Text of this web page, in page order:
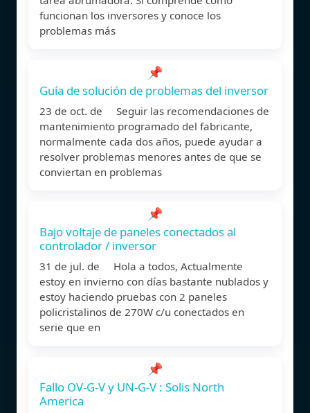
funcionan los inversores y conoce los
problemas más
📌
Guía de solución de problemas del inversor
23 de oct. de Seguir las recomendaciones de
mantenimiento programado del fabricante,
normalmente cada dos años, puede ayudar a
resolver problemas menores antes de que se
conviertan en problemas
📌
Bajo voltaje de paneles conectados al
controlador / inversor
31 de jul. de Hola a todos, Actualmente
estoy en invierno con días bastante nublados y
estoy haciendo pruebas con 2 paneles
policristalinos de 270W c/u conectados en
serie que en
📌
Fallo OV-G-V y UN-G-V : Solis North
America